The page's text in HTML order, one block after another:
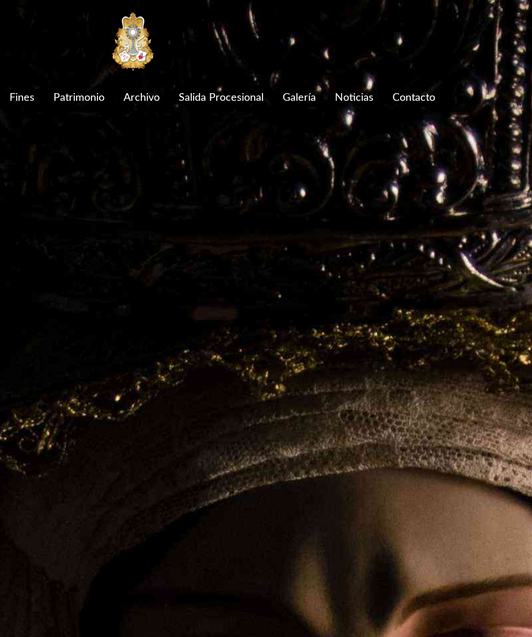
Fines Patrimonio Archivo Salida Procesional Galería Noticias Contacto